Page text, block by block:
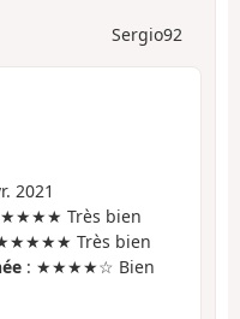
Sergio92
2021
Très bien
Très bien
: ★★★★☆ Bien